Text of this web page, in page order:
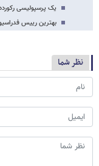
یک پرسپولیسی رکورددار
بهترین رییس
نظر شما